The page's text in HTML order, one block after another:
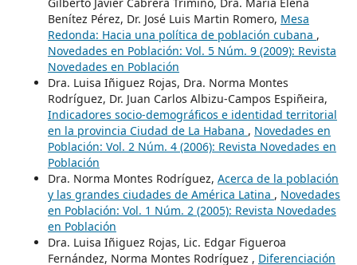
Benítez Pérez, Dr. José Luis Martin Romero, Mesa
Redonda: Hacia una política de población cubana ,
Novedades en Población: Vol. 5 Núm. 9 (2009): Revista
Novedades en Población
Dra. Luisa Iñiguez Rojas, Dra. Norma Montes
Rodríguez, Dr. Juan Carlos Albizu-Campos Espiñeira,
Indicadores socio-demográficos e identidad territorial
en la provincia Ciudad de La Habana , Novedades en
Población: Vol. 2 Núm. 4 (2006): Revista Novedades en
Población
Dra. Norma Montes Rodríguez, Acerca de la población
y las grandes ciudades de América Latina , Novedades
en Población: Vol. 1 Núm. 2 (2005): Revista Novedades
en Población
Dra. Luisa Iñiguez Rojas, Lic. Edgar Figueroa
Fernández, Norma Montes Rodríguez , Diferenciación